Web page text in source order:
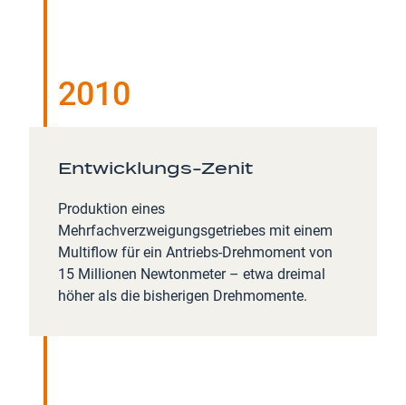
2010
Entwicklungs-Zenit
Produktion eines
Mehrfachverzweigungsgetriebes mit einem
Multiflow für ein Antriebs-Drehmoment von
15 Millionen Newtonmeter – etwa dreimal
höher als die bisherigen Drehmomente.